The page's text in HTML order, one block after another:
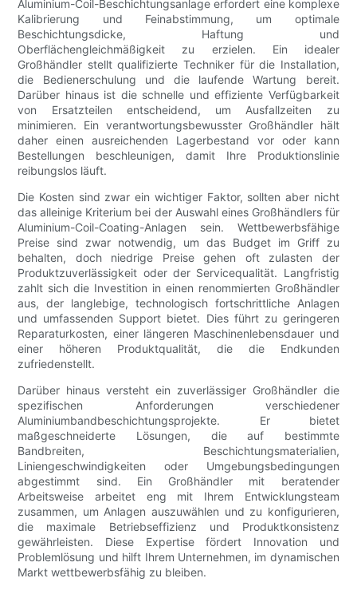
Aluminium-Coil-Beschichtungsanlage erfordert eine komplexe
Kalibrierung und Feinabstimmung, um optimale
Beschichtungsdicke, Haftung und
Oberflächengleichmäßigkeit zu erzielen. Ein idealer
Großhändler stellt qualifizierte Techniker für die Installation,
die Bedienerschulung und die laufende Wartung bereit.
Darüber hinaus ist die schnelle und effiziente Verfügbarkeit
von Ersatzteilen entscheidend, um Ausfallzeiten zu
minimieren. Ein verantwortungsbewusster Großhändler hält
daher einen ausreichenden Lagerbestand vor oder kann
Bestellungen beschleunigen, damit Ihre Produktionslinie
reibungslos läuft.
Die Kosten sind zwar ein wichtiger Faktor, sollten aber nicht
das alleinige Kriterium bei der Auswahl eines Großhändlers für
Aluminium-Coil-Coating-Anlagen sein. Wettbewerbsfähige
Preise sind zwar notwendig, um das Budget im Griff zu
behalten, doch niedrige Preise gehen oft zulasten der
Produktzuverlässigkeit oder der Servicequalität. Langfristig
zahlt sich die Investition in einen renommierten Großhändler
aus, der langlebige, technologisch fortschrittliche Anlagen
und umfassenden Support bietet. Dies führt zu geringeren
Reparaturkosten, einer längeren Maschinenlebensdauer und
einer höheren Produktqualität, die die Endkunden
zufriedenstellt.
Darüber hinaus versteht ein zuverlässiger Großhändler die
spezifischen Anforderungen verschiedener
Aluminiumbandbeschichtungsprojekte. Er bietet
maßgeschneiderte Lösungen, die auf bestimmte
Bandbreiten, Beschichtungsmaterialien,
Liniengeschwindigkeiten oder Umgebungsbedingungen
abgestimmt sind. Ein Großhändler mit beratender
Arbeitsweise arbeitet eng mit Ihrem Entwicklungsteam
zusammen, um Anlagen auszuwählen und zu konfigurieren,
die maximale Betriebseffizienz und Produktkonsistenz
gewährleisten. Diese Expertise fördert Innovation und
Problemlösung und hilft Ihrem Unternehmen, im dynamischen
Markt wettbewerbsfähig zu bleiben.